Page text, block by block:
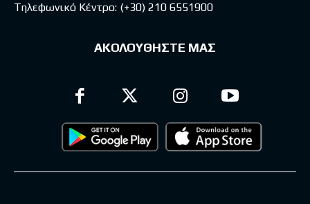
Τηλεφωνικό Κέντρο: (+30) 210 6551900
ΑΚΟΛΟΥΘΗΣΤΕ ΜΑΣ